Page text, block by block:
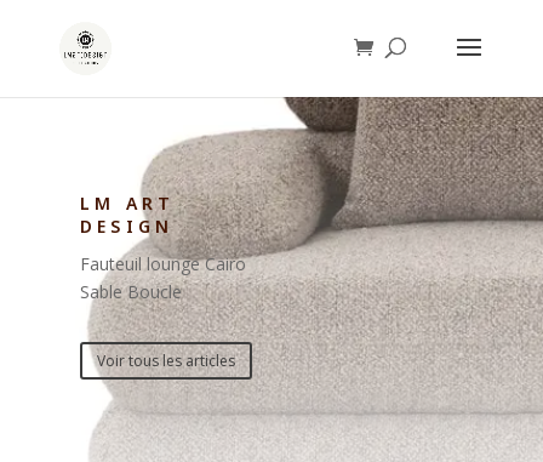
LM ART
DESIGN
Fauteuil lounge Cairo
Sable Boucle
Voir tous les articles